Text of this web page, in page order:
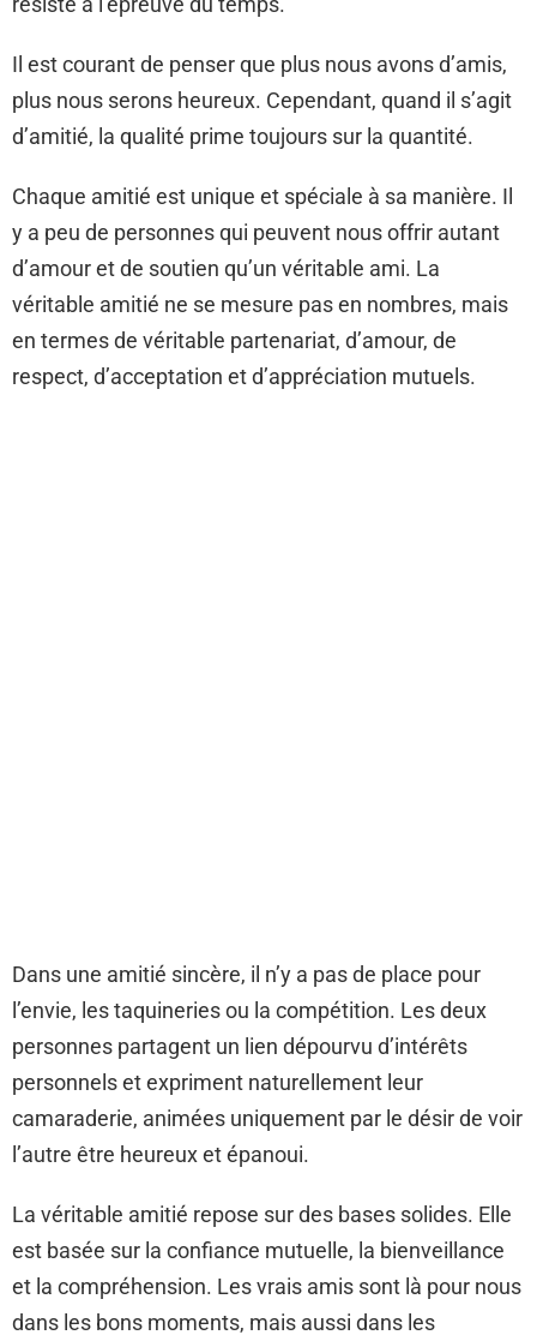
Il est courant de penser que plus nous avons d’amis,
plus nous serons heureux. Cependant, quand il s’agit
d’amitié, la qualité prime toujours sur la quantité.
Chaque amitié est unique et spéciale à sa manière. Il
y a peu de personnes qui peuvent nous offrir autant
d’amour et de soutien qu’un véritable ami. La
véritable amitié ne se mesure pas en nombres, mais
en termes de véritable partenariat, d’amour, de
respect, d’acceptation et d’appréciation mutuels.
Dans une amitié sincère, il n’y a pas de place pour
l’envie, les taquineries ou la compétition. Les deux
personnes partagent un lien dépourvu d’intérêts
personnels et expriment naturellement leur
camaraderie, animées uniquement par le désir de voir
l’autre être heureux et épanoui.
La véritable amitié repose sur des bases solides. Elle
est basée sur la confiance mutuelle, la bienveillance
et la compréhension. Les vrais amis sont là pour nous
dans les bons moments, mais aussi dans les